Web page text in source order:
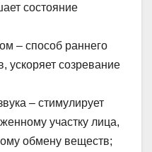
состояние
– способ раннего
ускоряет созревание
– стимулирует
участку лица,
обмену веществ;